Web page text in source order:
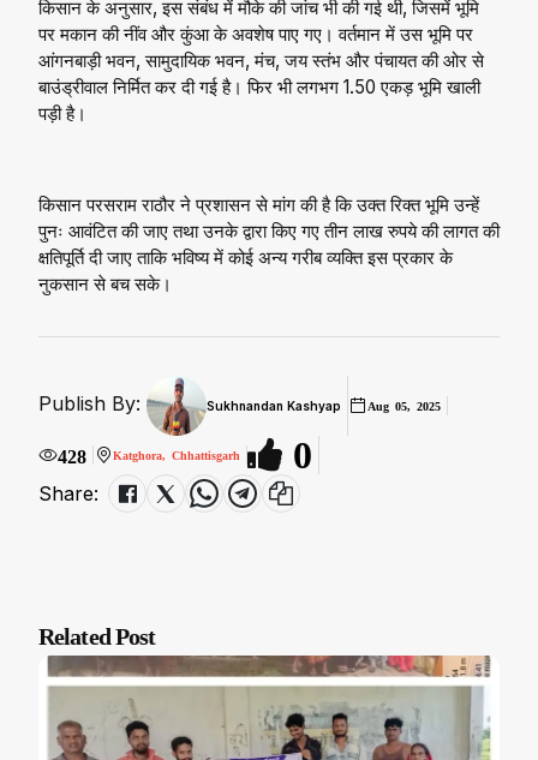
किसान के अनुसार, इस संबंध में मौके की जांच भी की गई थी, जिसमें भूमि
पर मकान की नींव और कुंआ के अवशेष पाए गए। वर्तमान में उस भूमि पर
आंगनबाड़ी भवन, सामुदायिक भवन, मंच, जय स्तंभ और पंचायत की ओर से
बाउंड्रीवाल निर्मित कर दी गई है। फिर भी लगभग 1.50 एकड़ भूमि खाली
पड़ी है।
किसान परसराम राठौर ने प्रशासन से मांग की है कि उक्त रिक्त भूमि उन्हें
पुनः आवंटित की जाए तथा उनके द्वारा किए गए तीन लाख रुपये की लागत की
क्षतिपूर्ति दी जाए ताकि भविष्य में कोई अन्य गरीब व्यक्ति इस प्रकार के
नुकसान से बच सके।
Publish By: Sukhnandan Kashyap Aug 05, 2025
428 Katghora, Chhattisgarh 0
Share:
Related Post